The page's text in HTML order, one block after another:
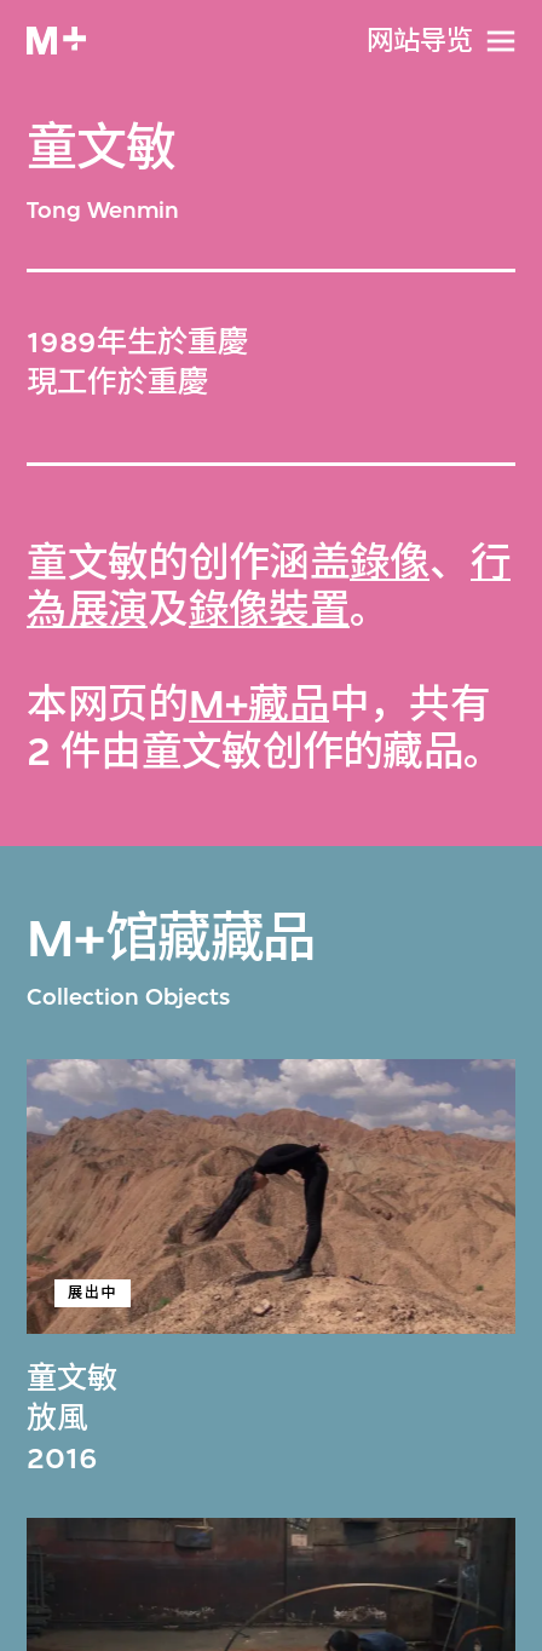
网站导览
童文敏
Tong Wenmin
1989年生於重慶
現工作於重慶
童文敏的创作涵盖錄像、 行
為展演及錄像裝置。
本网页的M+藏品中，共有
2 件由童文敏创作的藏品。
M+馆藏藏品
Collection Objects
童文敏
展出中
放風
2016